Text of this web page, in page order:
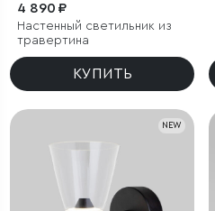
4 890 ₽
Настенный светильник из
травертина
КУПИТЬ
NEW